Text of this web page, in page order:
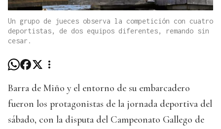
Un grupo de jueces observa la competición con cuatro
deportistas, de dos equipos diferentes, remando sin
cesar.
Barra de Miño y el entorno de su embarcadero
fueron los protagonistas de la jornada deportiva del
sábado, con la disputa del Campeonato Gallego de